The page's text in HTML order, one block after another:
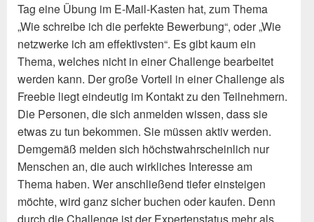
Tag eine Übung im E-Mail-Kasten hat, zum Thema
„Wie schreibe ich die perfekte Bewerbung“, oder „Wie
netzwerke ich am effektivsten“. Es gibt kaum ein
Thema, welches nicht in einer Challenge bearbeitet
werden kann. Der große Vorteil in einer Challenge als
Freebie liegt eindeutig im Kontakt zu den Teilnehmern.
Die Personen, die sich anmelden wissen, dass sie
etwas zu tun bekommen. Sie müssen aktiv werden.
Demgemäß melden sich höchstwahrscheinlich nur
Menschen an, die auch wirkliches Interesse am
Thema haben. Wer anschließend tiefer einsteigen
möchte, wird ganz sicher buchen oder kaufen. Denn
durch die Challenge ist der Expertenstatus mehr als